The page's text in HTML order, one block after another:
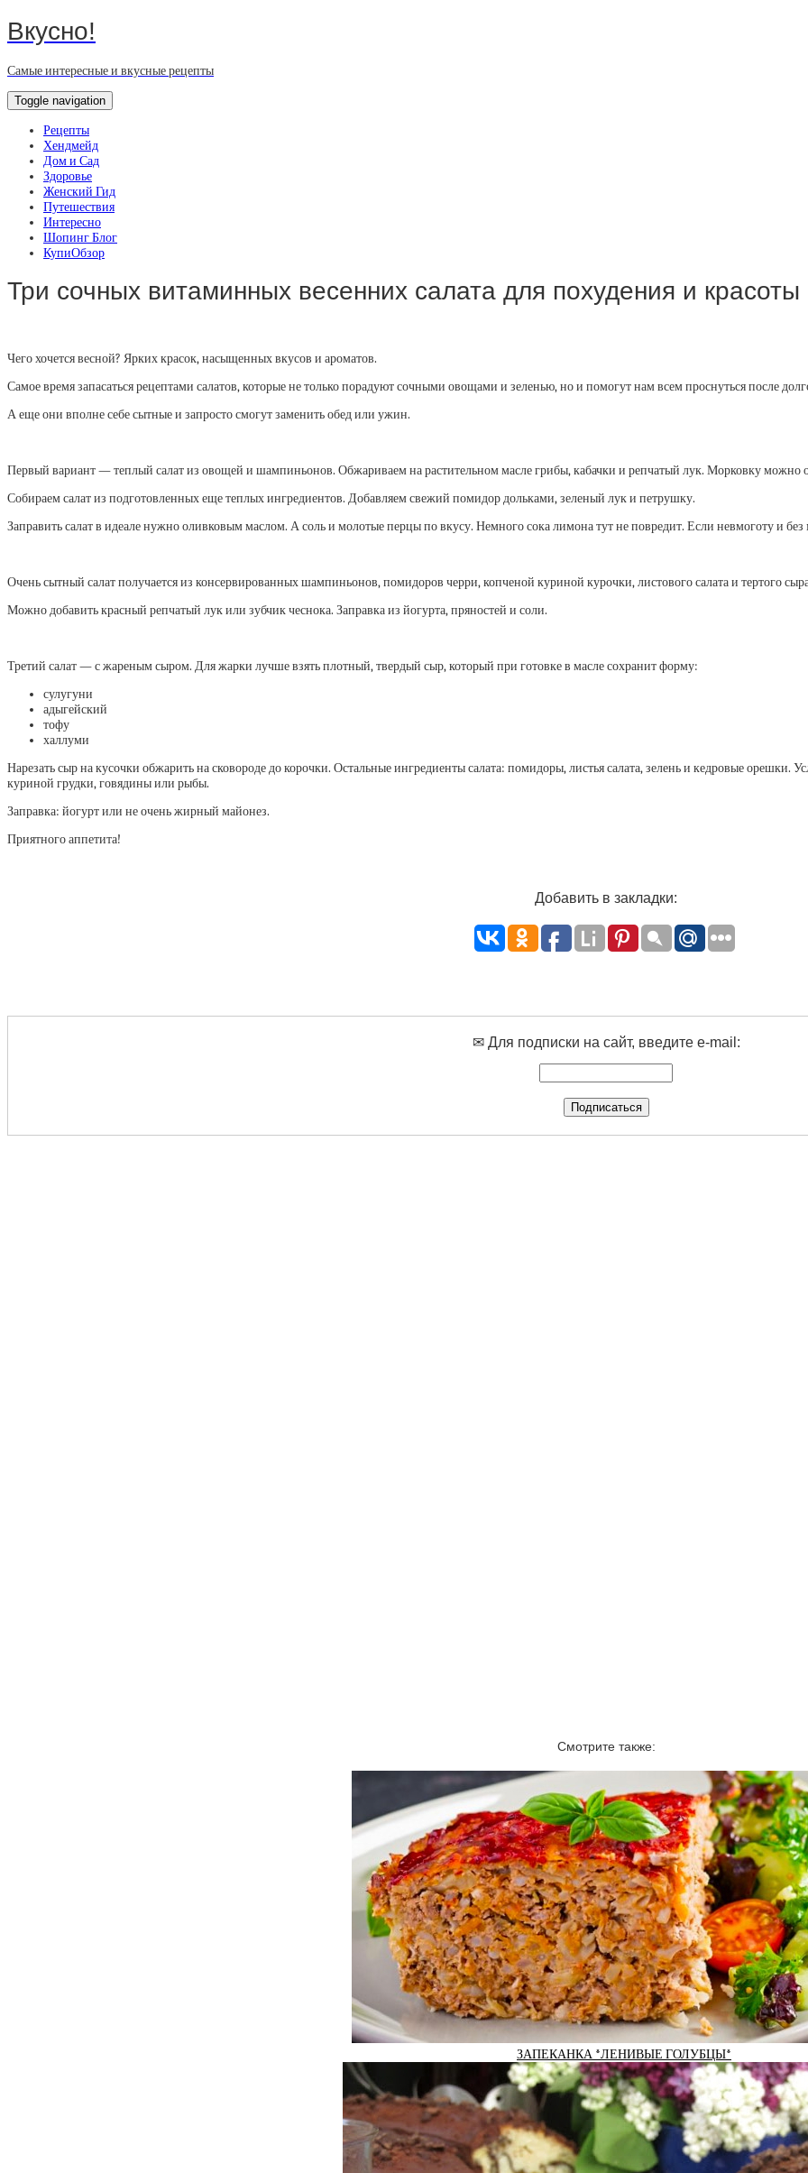
Вкусно!
Самые интересные и вкусные рецепты
Toggle navigation
Рецепты
Хендмейд
Дом и Сад
Здоровье
Женский Гид
Путешествия
Интересно
Шопинг Блог
КупиОбзор
Три сочных витаминных весенних салата для похудения и красоты
Чего хочется весной? Ярких красок, насыщенных вкусов и ароматов.
Самое время запасаться рецептами салатов, которые не только порадуют сочными овощами и зеленью, но и помогут нам всем проснуться после
А еще они вполне себе сытные и запросто смогут заменить обед или ужин.
Первый вариант — теплый салат из овощей и шампиньонов. Обжариваем на растительном масле грибы, кабачки и репчатый лук. Морковку можно
Собираем салат из подготовленных еще теплых ингредиентов. Добавляем свежий помидор дольками, зеленый лук и петрушку.
Заправить салат в идеале нужно оливковым маслом. А соль и молотые перцы по вкусу. Немного сока лимона тут не повредит. Если невмоготу и
Очень сытный салат получается из консервированных шампиньонов, помидоров черри, копченой куриной курочки, листового салата и тертого
Можно добавить красный репчатый лук или зубчик чеснока. Заправка из йогурта, пряностей и соли.
Третий салат — с жареным сыром. Для жарки лучше взять плотный, твердый сыр, который при готовке в масле сохранит форму:
сулугуни
адыгейский
тофу
халлуми
Нарезать сыр на кусочки обжарить на сковороде до корочки. Остальные ингредиенты салата: помидоры, листья салата, зелень и кедровые
куриной грудки, говядины или рыбы.
Заправка: йогурт или не очень жирный майонез.
Приятного аппетита!
Добавить в закладки:
✉ Для подписки на сайт, введите e-mail:
Смотрите также:
ЗАПЕКАНКА *ЛЕНИВЫЕ ГОЛУБЦЫ*